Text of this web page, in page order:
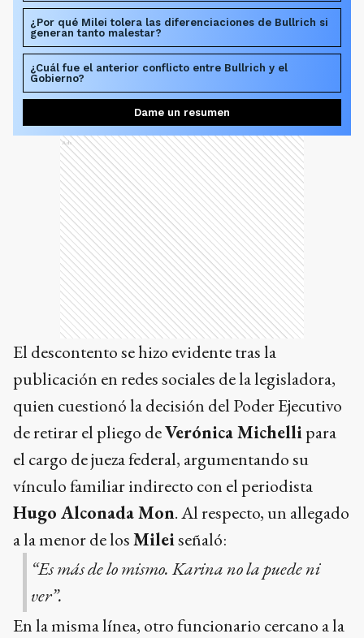
¿Por qué Milei tolera las diferenciaciones de Bullrich si
generan tanto malestar?
¿Cuál fue el anterior conflicto entre Bullrich y el
Gobierno?
Dame un resumen
Ads
El descontento se hizo evidente tras la
publicación en redes sociales de la legisladora,
quien cuestionó la decisión del Poder Ejecutivo
de retirar el pliego deVerónica Michellipara
el cargo de jueza federal, argumentando su
vínculo familiar indirecto con el periodista
Hugo Alconada Mon. Al respecto, un allegado
a la menor de losMileiseñaló:
“Es más de lo mismo. Karina no la puede ni
ver”.
En la misma línea, otro funcionario cercano a la